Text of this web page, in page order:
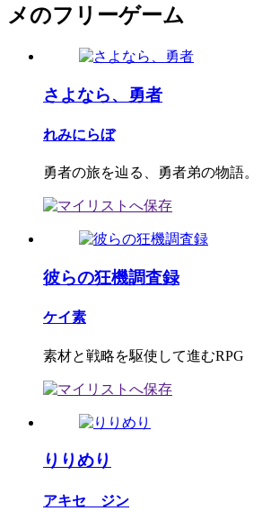
メのフリーゲーム
さよなら、勇者
れみにらぼ
勇者の旅を辿る、勇者弟の物語。
彼らの狂機調査録
ケイ素
素材と戦略を駆使して進むRPG
りりめり
アキセ ジン